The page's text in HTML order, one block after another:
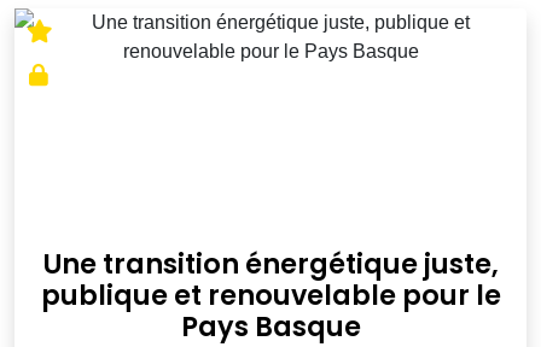
Une transition énergétique juste,
publique et renouvelable pour le
Pays Basque